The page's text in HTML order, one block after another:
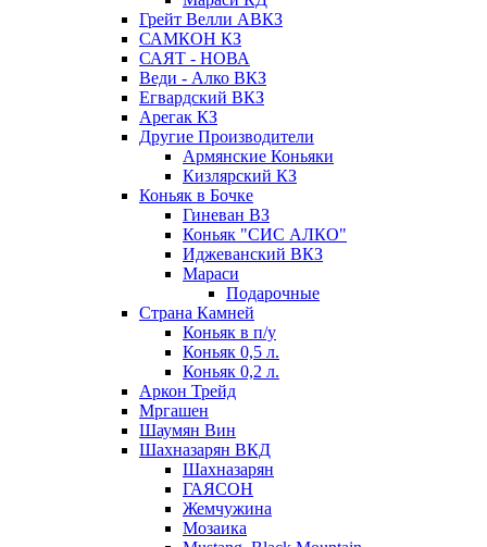
Грейт Велли АВКЗ
САМКОН КЗ
САЯТ - НОВА
Веди - Алко ВКЗ
Егвардский ВКЗ
Арегак КЗ
Другие Производители
Армянские Коньяки
Кизлярский КЗ
Коньяк в Бочке
Гиневан ВЗ
Коньяк "СИС АЛКО"
Иджеванский ВКЗ
Мараси
Подарочные
Страна Камней
Коньяк в п/у
Коньяк 0,5 л.
Коньяк 0,2 л.
Аркон Трейд
Мргашен
Шаумян Вин
Шахназарян ВКД
Шахназарян
ГАЯСОН
Жемчужина
Мозаика